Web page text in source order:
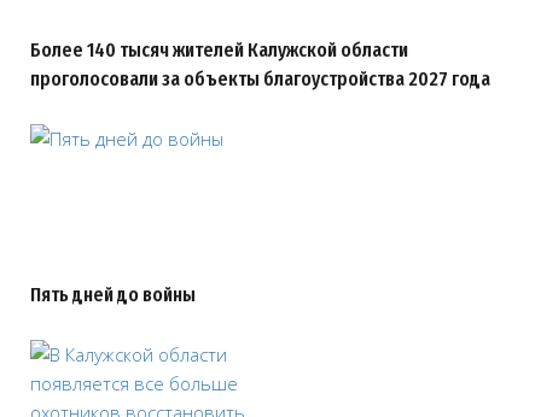
Более 140 тысяч жителей Калужской области
проголосовали за объекты благоустройства 2027 года
Пять дней до войны